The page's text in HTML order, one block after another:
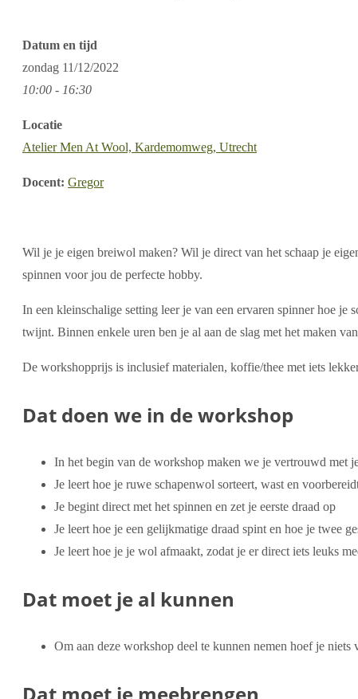
Datum en tijd
zondag 11/12/2022
10:00 - 16:30
Locatie
Atelier Men At Wool, Kardemomweg, Utrecht
Docent: Gregor
Wil je je eigen breiwol maken? Wil je direct van het schaap je
spinnen voor jou de perfecte hobby.
In een kleinschalige setting leer je van een ervaren spinner hoe
twijnt. Binnen enkele uren ben je al aan de slag met het maken
De workshopprijs is inclusief materialen, koffie/thee met iets
Dat doen we in de workshop
In het begin van de workshop maken we je vertrouwd met
Je leert hoe je ruwe schapenwol sorteert, wast en
Je begint direct met het spinnen en zet je eerste draad op
Je leert hoe je een gelijkmatige draad spint en hoe je twee
Je leert hoe je je wol afmaakt, zodat je er direct iets leuks
Dat moet je al kunnen
Om aan deze workshop deel te kunnen nemen hoef je niets
Dat moet je meebrengen